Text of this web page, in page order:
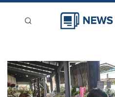
新聞稿分類
登入